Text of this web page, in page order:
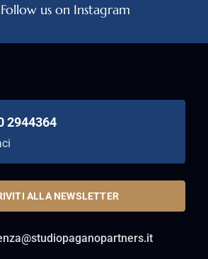
Follow us on Instagram
2944364
ALLA NEWSLETTER